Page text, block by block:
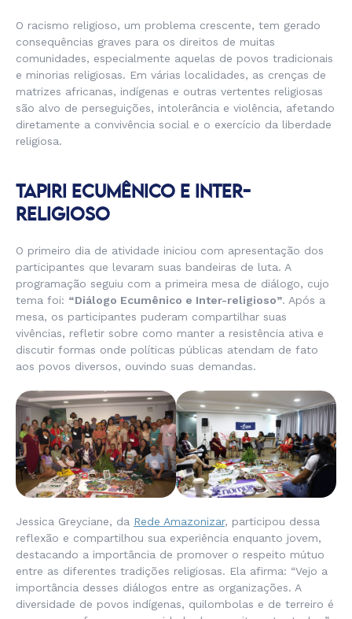
O racismo religioso, um problema crescente, tem gerado
consequências graves para os direitos de muitas
comunidades, especialmente aquelas de povos tradicionais
e minorias religiosas. Em várias localidades, as crenças de
matrizes africanas, indígenas e outras vertentes religiosas
são alvo de perseguições, intolerância e violência, afetando
diretamente a convivência social e o exercício da liberdade
religiosa.
TAPIRI ECUMÊNICO E INTER-
RELIGIOSO
O primeiro dia de atividade iniciou com apresentação dos
participantes que levaram suas bandeiras de luta. A
programação seguiu com a primeira mesa de diálogo, cujo
tema foi: “Diálogo Ecumênico e Inter-religioso”. Após a
mesa, os participantes puderam compartilhar suas
vivências, refletir sobre como manter a resistência ativa e
discutir formas onde políticas públicas atendam de fato
aos povos diversos, ouvindo suas demandas.
Jessica Greyciane, da Rede Amazonizar, participou dessa
reflexão e compartilhou sua experiência enquanto jovem,
destacando a importância de promover o respeito mútuo
entre as diferentes tradições religiosas. Ela afirma: “Vejo a
importância desses diálogos entre as organizações. A
diversidade de povos indígenas, quilombolas e de terreiro é